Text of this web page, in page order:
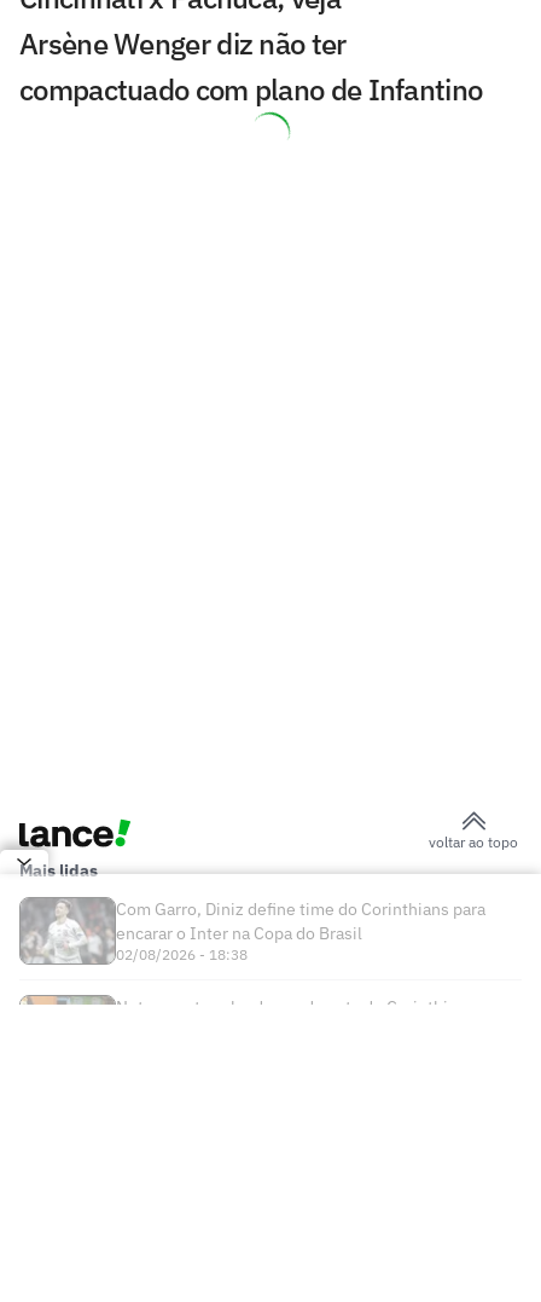
Arsène Wenger diz não ter
compactuado com plano de Infantino
Ex-Bahia abre o jogo sobre futuro e
'Enlouqueceu'
Rick brilha em goleada do Talleres e
elogia Jorge Sampaoli
Aston Villa mira lateral do Atlético de
Madrid para substituir Digne